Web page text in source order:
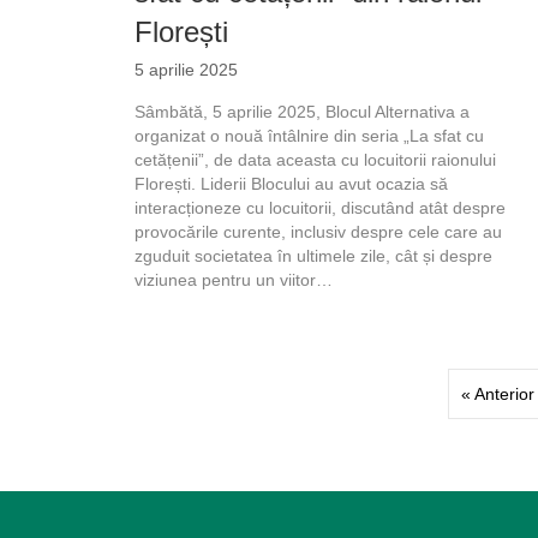
Florești
5 aprilie 2025
Sâmbătă, 5 aprilie 2025, Blocul Alternativa a
organizat o nouă întâlnire din seria „La sfat cu
cetățenii”, de data aceasta cu locuitorii raionului
Florești. Liderii Blocului au avut ocazia să
interacționeze cu locuitorii, discutând atât despre
provocările curente, inclusiv despre cele care au
zguduit societatea în ultimele zile, cât și despre
viziunea pentru un viitor…
« Anterior